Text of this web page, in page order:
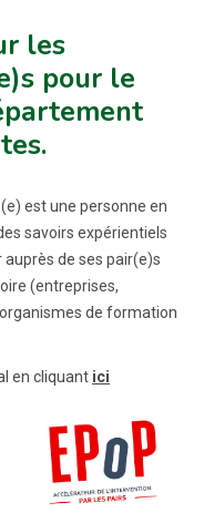
les
pour le
est une personne en
savoirs expérientiels
de ses pair(e)s
(entreprises,
de formation
en cliquant ici